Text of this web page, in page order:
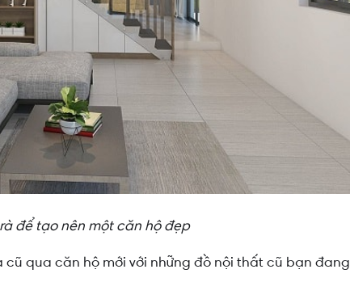
để tạo nên một căn hộ đẹp
qua căn hộ mới với những đồ nội thất cũ bạn đang